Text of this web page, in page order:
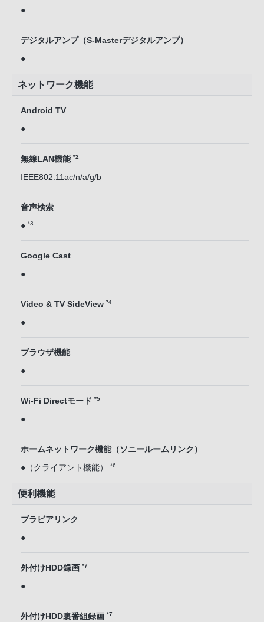
●
デジタルアンプ（S-Masterデジタルアンプ）
●
ネットワーク機能
Android TV
●
無線LAN機能 *2
IEEE802.11ac/n/a/g/b
音声検索
● *3
Google Cast
●
Video & TV SideView *4
●
ブラウザ機能
●
Wi-Fi Directモード *5
●
ホームネットワーク機能（ソニールームリンク）
●（クライアント機能） *6
便利機能
ブラビアリンク
●
外付けHDD録画 *7
●
外付けHDD裏番組録画 *7